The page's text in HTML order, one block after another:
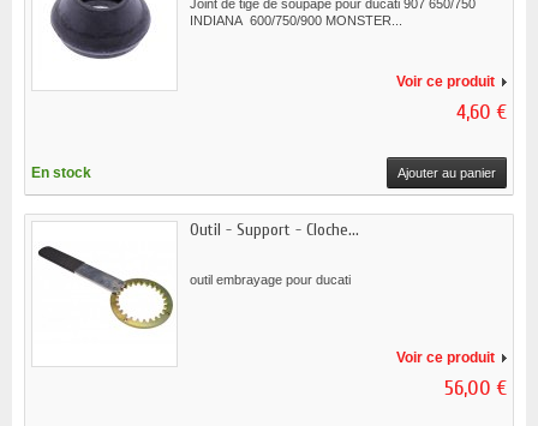
Joint de tige de soupape pour ducati 907 650/750
INDIANA 600/750/900 MONSTER...
Voir ce produit
4,60 €
En stock Ajouter au panier
Outil - Support - Cloche...
outil embrayage pour ducati
Voir ce produit
56,00 €